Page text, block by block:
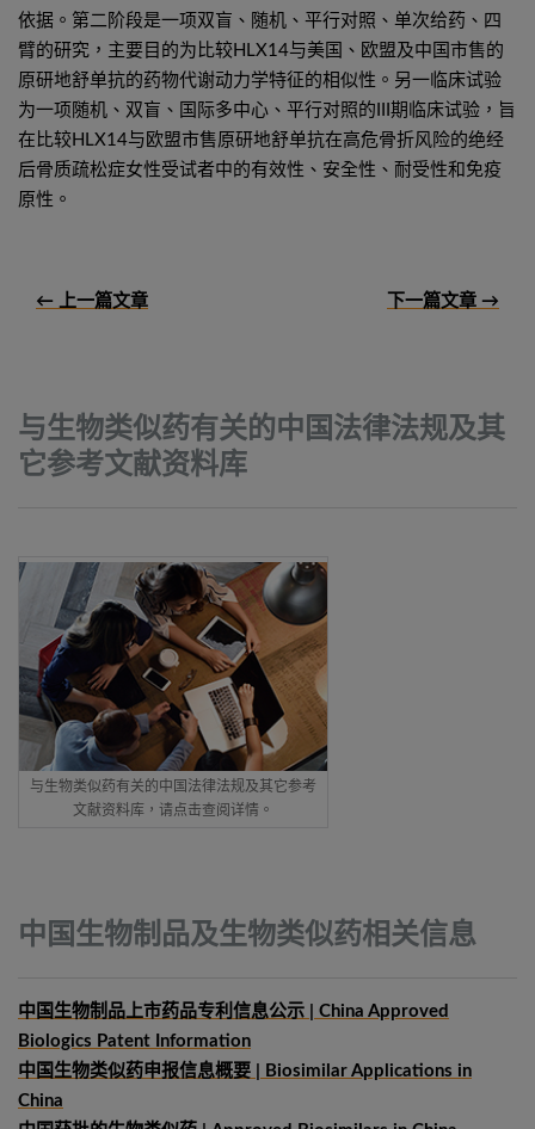
依据。第二阶段是一项双盲、随机、平行对照、单次给药、四
臂的研究，主要目的为比较HLX14与美国、欧盟及中国市售的
原研地舒单抗的药物代谢动力学特征的相似性。另一临床试验
为一项随机、双盲、国际多中心、平行对照的III期临床试验，旨
在比较HLX14与欧盟市售原研地舒单抗在高危骨折风险的绝经
后骨质疏松症女性受试者中的有效性、安全性、耐受性和免疫
原性。
← 上一篇文章 下一篇文章 →
与生物类似药有关的中国法律法规及其
它参考文献资料库
与生物类似药有关的中国法律法规及其它参考
文献资料库，请点击查阅详情。
中国生物制品及生物类似药相关信息
中国生物制品上市药品专利信息公示 | China Approved
Biologics Patent Information
中国生物类似药申报信息概要 | Biosimilar Applications in
China